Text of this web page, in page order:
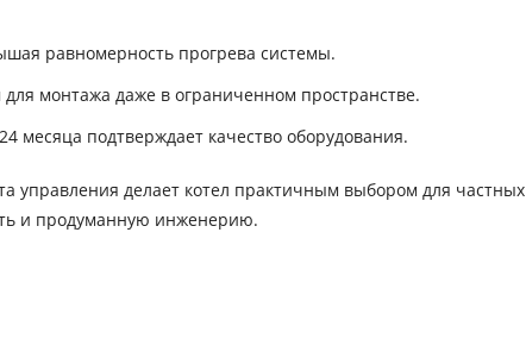
равномерность прогрева системы.
монтажа даже в ограниченном пространстве.
месяца подтверждает качество оборудования.
управления делает котел практичным выбором для частных
и продуманную инженерию.